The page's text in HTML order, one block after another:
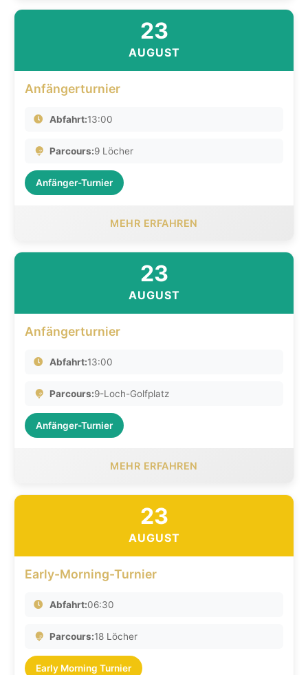
23
AUGUST
Anfängerturnier
Abfahrt:13:00
Parcours:9 Löcher
Anfänger-Turnier
MEHR ERFAHREN
23
AUGUST
Anfängerturnier
Abfahrt:13:00
Parcours:9-Loch-Golfplatz
Anfänger-Turnier
MEHR ERFAHREN
23
AUGUST
Early-Morning-Turnier
Abfahrt:06:30
Parcours:18 Löcher
Early Morning Turnier